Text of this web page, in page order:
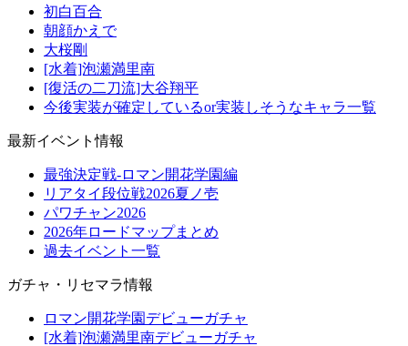
初白百合
朝顔かえで
大桜剛
[水着]泡瀬満里南
[復活の二刀流]大谷翔平
今後実装が確定しているor実装しそうなキャラ一覧
最新イベント情報
最強決定戦-ロマン開花学園編
リアタイ段位戦2026夏ノ壱
パワチャン2026
2026年ロードマップまとめ
過去イベント一覧
ガチャ・リセマラ情報
ロマン開花学園デビューガチャ
[水着]泡瀬満里南デビューガチャ